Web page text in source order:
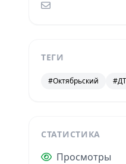
ТЕГИ
#Октябрьский
СТАТИСТИКА
Просмотры